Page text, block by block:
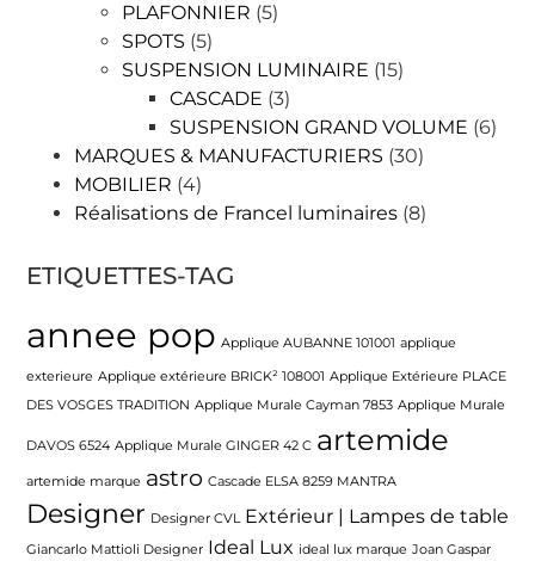
PLAFONNIER (5)
SPOTS (5)
SUSPENSION LUMINAIRE (15)
CASCADE (3)
SUSPENSION GRAND VOLUME (6)
MARQUES & MANUFACTURIERS (30)
MOBILIER (4)
Réalisations de Francel luminaires (8)
ETIQUETTES-TAG
annee pop Applique AUBANNE 101001 applique
exterieure Applique extérieure BRICK² 108001 Applique Extérieure PLACE
DES VOSGES TRADITION Applique Murale Cayman 7853 Applique Murale
DAVOS 6524 Applique Murale GINGER 42 C artemide
artemide marque astro Cascade ELSA 8259 MANTRA
Designer Designer CVL Extérieur | Lampes de table
Giancarlo Mattioli Designer Ideal Lux ideal lux marque Joan Gaspar